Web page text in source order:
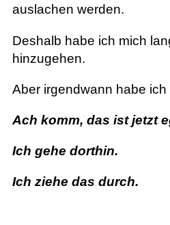
auslachen werden.
Deshalb habe ich mich
hinzugehen.
Aber irgendwann habe ich
Ach komm, das ist jetzt
Ich gehe dorthin.
Ich ziehe das durch.